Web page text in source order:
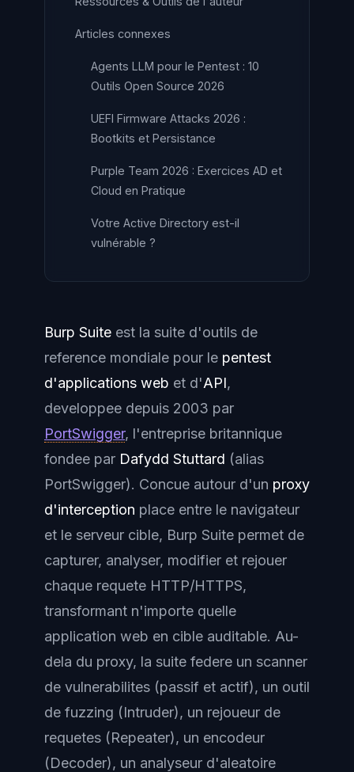
Articles connexes
Agents LLM pour le Pentest : 10
Outils Open Source 2026
UEFI Firmware Attacks 2026 :
Bootkits et Persistance
Purple Team 2026 : Exercices AD et
Cloud en Pratique
Votre Active Directory est-il
vulnérable ?
Burp Suite est la suite d'outils de
reference mondiale pour le pentest
d'applications web et d'API,
developpee depuis 2003 par
PortSwigger, l'entreprise britannique
fondee par Dafydd Stuttard (alias
PortSwigger). Concue autour d'un proxy
d'interception place entre le navigateur
et le serveur cible, Burp Suite permet de
capturer, analyser, modifier et rejouer
chaque requete HTTP/HTTPS,
transformant n'importe quelle
application web en cible auditable. Au-
dela du proxy, la suite federe un scanner
de vulnerabilites (passif et actif), un outil
de fuzzing (Intruder), un rejoueur de
requetes (Repeater), un encodeur
(Decoder), un analyseur d'aleatoire